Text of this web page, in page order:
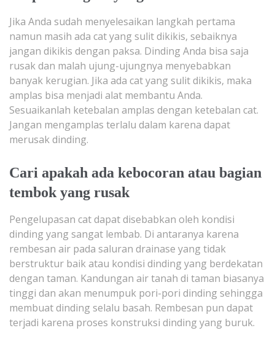
Jika Anda sudah menyelesaikan langkah pertama
namun masih ada cat yang sulit dikikis, sebaiknya
jangan dikikis dengan paksa. Dinding Anda bisa saja
rusak dan malah ujung-ujungnya menyebabkan
banyak kerugian. Jika ada cat yang sulit dikikis, maka
amplas bisa menjadi alat membantu Anda.
Sesuaikanlah ketebalan amplas dengan ketebalan cat.
Jangan mengamplas terlalu dalam karena dapat
merusak dinding.
Cari apakah ada kebocoran atau bagian
tembok yang rusak
Pengelupasan cat dapat disebabkan oleh kondisi
dinding yang sangat lembab. Di antaranya karena
rembesan air pada saluran drainase yang tidak
berstruktur baik atau kondisi dinding yang berdekatan
dengan taman. Kandungan air tanah di taman biasanya
tinggi dan akan menumpuk pori-pori dinding sehingga
membuat dinding selalu basah. Rembesan pun dapat
terjadi karena proses konstruksi dinding yang buruk.